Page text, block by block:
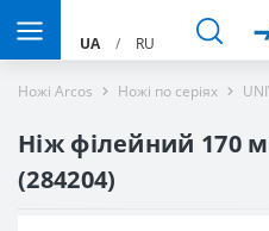
UA / RU
Ножі Arcos Ножі по серіях
Ніж філейний 170
(284204)